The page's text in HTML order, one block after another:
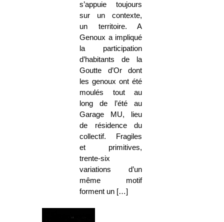
s’appuie toujours
sur un contexte,
un territoire. A
Genoux a impliqué
la participation
d’habitants de la
Goutte d’Or dont
les genoux ont été
moulés tout au
long de l’été au
Garage MU, lieu
de résidence du
collectif. Fragiles
et primitives,
trente-six
variations d’un
même motif
forment un […]